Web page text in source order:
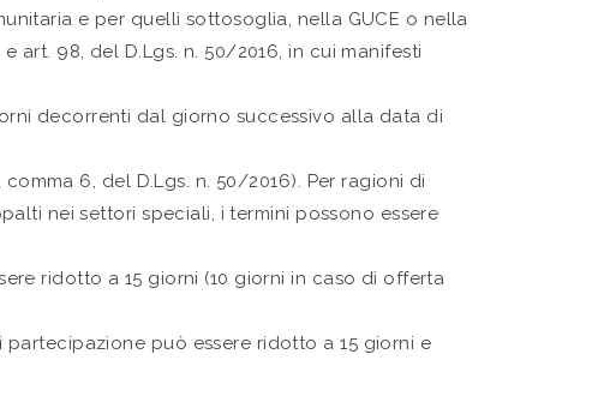
e per quelli sottosoglia, nella GUCE o nella
art. 98, del D.Lgs. n. 50/2016, in cui manifesti
decorrenti dal giorno successivo alla data di
comma 6, del D.Lgs. n. 50/2016). Per ragioni di
nei settori speciali, i termini possono essere
ridotto a 15 giorni (10 giorni in caso di offerta
può essere ridotto a 15 giorni e